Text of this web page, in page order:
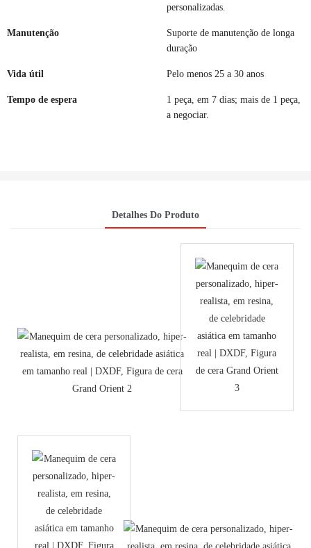
personalizadas.
Manutenção
Suporte de manutenção de longa
duração
Vida útil Pelo menos 25 a 30 anos
Tempo de espera
1 peça, em 7 dias; mais de 1 peça,
a negociar.
Detalhes Do Produto